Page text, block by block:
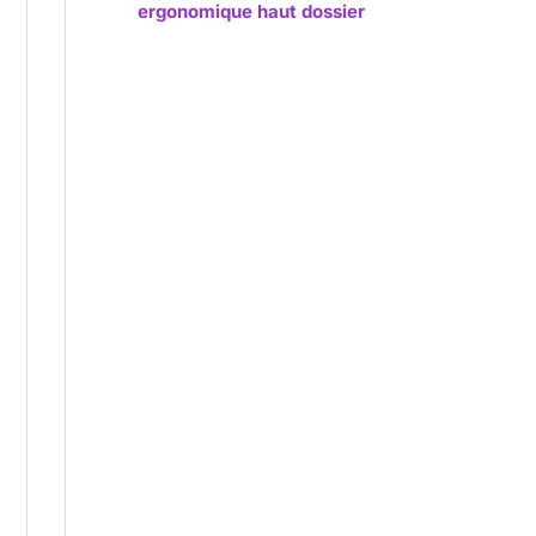
ergonomique haut dossier